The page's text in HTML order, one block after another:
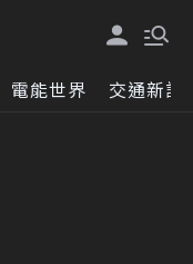
電能世界 交通新訊